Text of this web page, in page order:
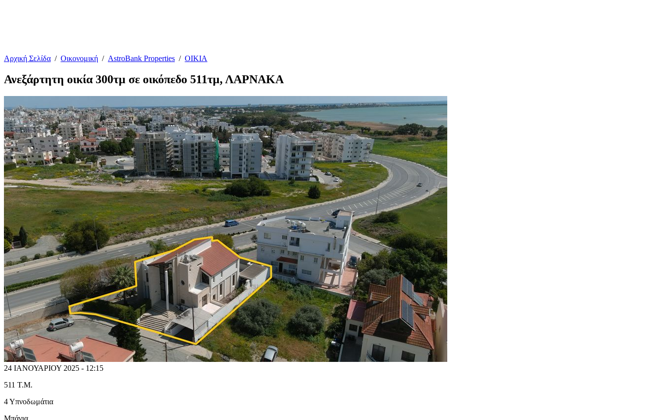
Αρχική Σελίδα / Οικονομική / AstroBank Properties / ΟΙΚΙΑ
Ανεξάρτητη οικία 300τμ σε οικόπεδο 511τμ, ΛΑΡΝΑΚΑ
24 ΙΑΝΟΥΑΡΙΟΥ 2025 - 12:15
511 T.M.
4 Υπνοδωμάτια
Μπάνια